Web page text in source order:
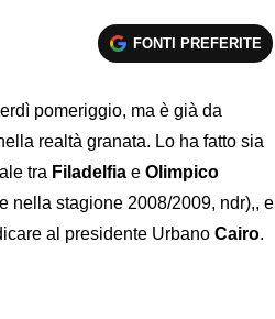
FONTI PREFERITE
pomeriggio, ma è già da
realtà granata. Lo ha fatto sia
tra Filadelfia e Olimpico
nella stagione 2008/2009, ndr),, e
al presidente Urbano Cairo.